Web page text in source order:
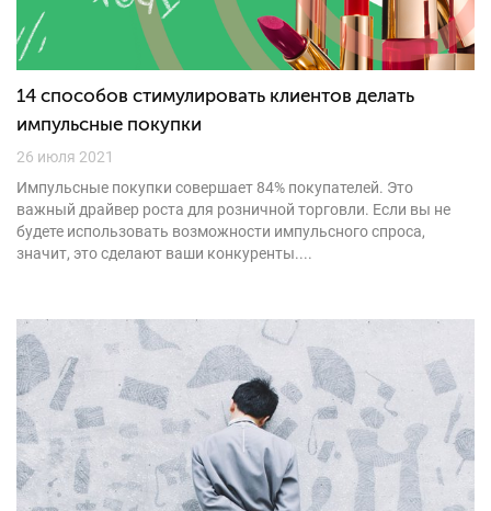
14 способов стимулировать клиентов делать
импульсные покупки
26 июля 2021
Импульсные покупки совершает 84% покупателей. Это
важный драйвер роста для розничной торговли. Если вы не
будете использовать возможности импульсного спроса,
значит, это сделают ваши конкуренты....